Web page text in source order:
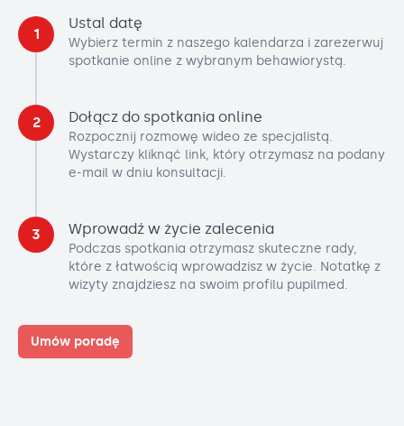
1
Ustal datę
Wybierz termin z naszego kalendarza i zarezerwuj
spotkanie online z wybranym behawiorystą.
2 Dołącz do spotkania online
Rozpocznij rozmowę wideo ze specjalistą.
Wystarczy kliknąć link, który otrzymasz na podany
e-mail w dniu konsultacji.
3 Wprowadź w życie zalecenia
Podczas spotkania otrzymasz skuteczne rady,
które z łatwością wprowadzisz w życie. Notatkę z
wizyty znajdziesz na swoim profilu pupilmed.
Umów poradę